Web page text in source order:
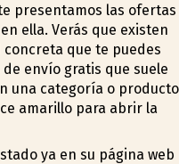
presentamos las ofertas
ella. Verás que existen
que te puedes
envío gratis que suele
una categoría o producto
amarillo para abrir la
ya en su página web